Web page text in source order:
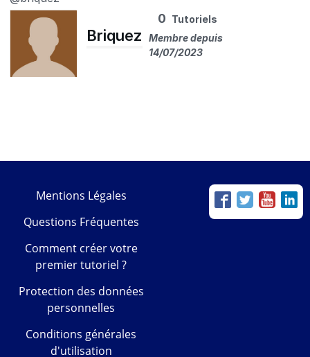
Briquez
0 Tutoriels
Membre depuis
14/07/2023
Mentions Légales
Questions Fréquentes
Comment créer votre
premier tutoriel ?
Protection des données
personnelles
Conditions générales
d'utilisation